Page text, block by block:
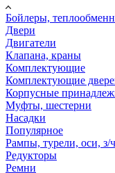
Бойлеры,
Двери
Двигатели
Клапана, краны
Комплектующие
Комплектующие
Корпусные
Муфты, шестерни
Насадки
Популярное
Рампы, турели, оси, з/
Редукторы
Ремни